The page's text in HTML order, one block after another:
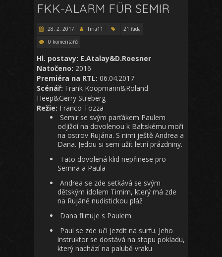
FKK-ALARM FÜR SEMIR
28. 2. 2017 Tina11
21.řada
0 komentářů
Hl. postavy: E.Atalay&D.Roesner
Natočeno: 2016
Premiéra na RTL: 06.04.2017
Scénář: Frank Koopmann&Roland
Heep&Gerry Streberg
Režie: Franco Tozza
Semir se svým parťákem Paulem
odjíždí na dovolenou k Baltskému moři
na ostrov Rujána. S nimi ještě Andrea a
Dana. Jedou si sem užít letní prázdniny.
Tato dovolená klid nepřinese pro
Semira a Paula
Andrea se zde setkává se svým
dětským idolem Timim, který má zde
na Rujáně nudistickou pláž
Dana flirtuje s Paulem
Paul se zde učí jezdit na surfu. Jeho
instruktor se dostává na stopu pokladu,
který nachází na palubě vraku